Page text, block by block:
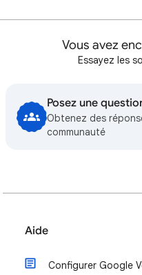
Vous avez
Essayez les
Posez une
Obtenez des
communauté
Aide
Configurer Google